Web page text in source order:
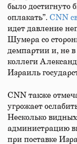
было достигнуто
оплакать”. CNN
идет давление
Шумера со
демпартии и, не в
коллеги
Израиль
СNN также
угрожает
Несколько
администрацию
при поставке